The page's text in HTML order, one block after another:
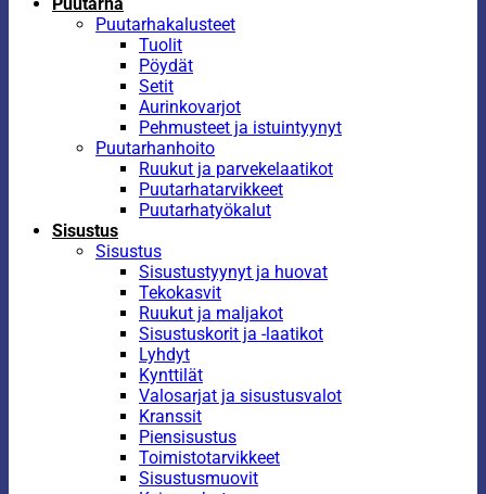
Puutarhakalusteet
Tuolit
Pöydät
Setit
Aurinkovarjot
Pehmusteet ja istuintyynyt
Puutarhanhoito
Ruukut ja parvekelaatikot
Puutarhatarvikkeet
Puutarhatyökalut
Sisustus
Sisustus
Sisustustyynyt ja huovat
Tekokasvit
Ruukut ja maljakot
Sisustuskorit ja -laatikot
Lyhdyt
Kynttilät
Valosarjat ja sisustusvalot
Kranssit
Piensisustus
Toimistotarvikkeet
Sisustusmuovit